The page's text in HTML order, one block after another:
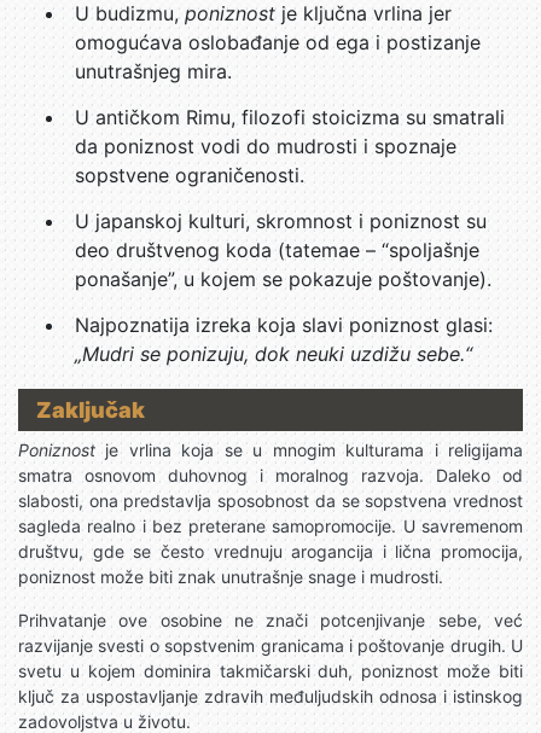
U budizmu, poniznostje ključna vrlina jer
omogućava oslobađanje od ega i postizanje
unutrašnjeg mira.
U antičkom Rimu, filozofi stoicizma su smatrali
da poniznost vodi do mudrosti i spoznaje
sopstvene ograničenosti.
U japanskoj kulturi, skromnost i poniznost su
deo društvenog koda (tatemae – “spoljašnje
ponašanje”, u kojem se pokazuje poštovanje).
Najpoznatija izreka koja slavi poniznost glasi:
„Mudri se ponizuju, dok neuki uzdižu sebe.“
Zaključak
Poniznost je vrlina koja se u mnogim kulturama i religijama
smatra osnovom duhovnog i moralnog razvoja. Daleko od
slabosti, ona predstavlja sposobnost da se sopstvena vrednost
sagleda realno i bez preterane samopromocije. U savremenom
društvu, gde se često vrednuju arogancija i lična promocija,
poniznost može biti znak unutrašnje snage i mudrosti.
Prihvatanje ove osobine ne znači potcenjivanje sebe, već
razvijanje svesti o sopstvenim granicama i poštovanje drugih. U
svetu u kojem dominira takmičarski duh, poniznost može biti
ključ za uspostavljanje zdravih međuljudskih odnosa i istinskog
zadovoljstva u životu.